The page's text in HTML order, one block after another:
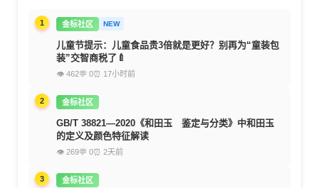
1 金标社区 NEW
儿童节提示：儿童食品贵3倍就是更好？别再为“童装包
装”交智商税了🍼
👁 462💬 0⏰ 17小时前
2 金标社区
GB/T 38821—2020《和田玉 鉴定与分类》中和田玉
的定义及颜色特征解读
👁 269💬 0⏰ 2天前
3 金标社区